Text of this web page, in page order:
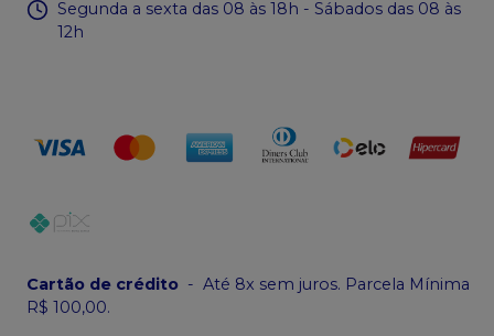
Segunda a sexta das 08 às 18h - Sábados das 08 às
12h
Cartão de crédito - Até 8x sem juros. Parcela Mínima
R$ 100,00.